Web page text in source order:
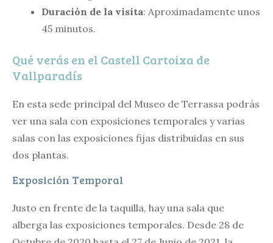
Duración de la visita: Aproximadamente unos
45 minutos.
Qué verás en el Castell Cartoixa de
Vallparadís
En esta sede principal del Museo de Terrassa podrás
ver una sala con exposiciones temporales y varias
salas con las exposiciones fijas distribuidas en sus
dos plantas.
Exposición Temporal
Justo en frente de la taquilla, hay una sala que
alberga las exposiciones temporales. Desde 28 de